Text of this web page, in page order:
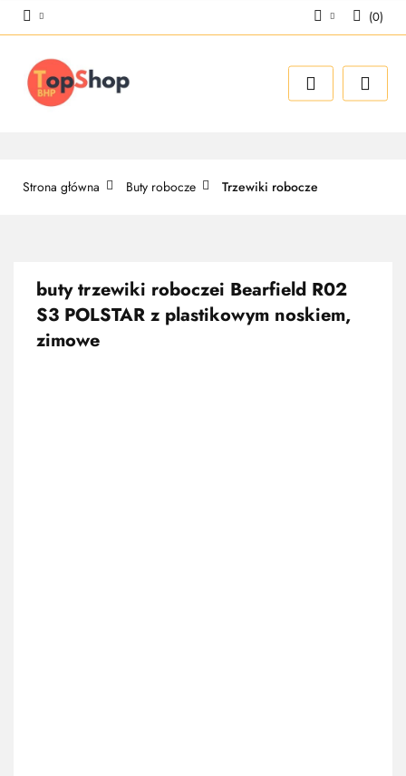
Zarejestruj się
(0)
Strona główna Buty robocze Trzewiki robocze
buty trzewiki roboczei Bearfield R02
S3 POLSTAR z plastikowym noskiem,
zimowe